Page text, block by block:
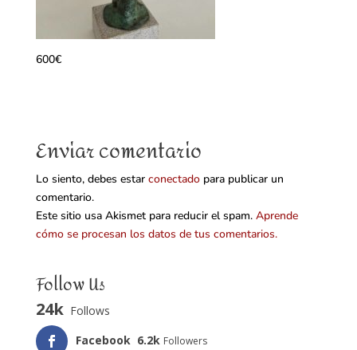
600€
Enviar comentario
Lo siento, debes estar conectadopara publicar un
comentario.
Este sitio usa Akismet para reducir el spam. Aprende
cómo se procesan los datos de tus comentarios.
Follow Us
24k Follows
Facebook 6.2k Followers